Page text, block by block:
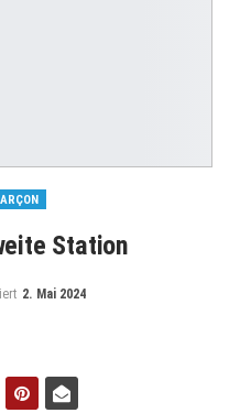
Station
2. Mai 2024